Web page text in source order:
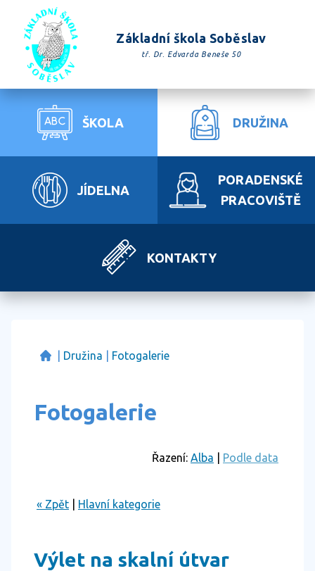
Základní škola Soběslav
tř. Dr. Edvarda Beneše 50
ŠKOLA DRUŽINA
JÍDELNA
PORADENSKÉ
PRACOVIŠTĚ
KONTAKTY
Družina Fotogalerie
Fotogalerie
Řazení: Alba Podle data
« Zpět Hlavní kategorie
Výlet na skalní útvar